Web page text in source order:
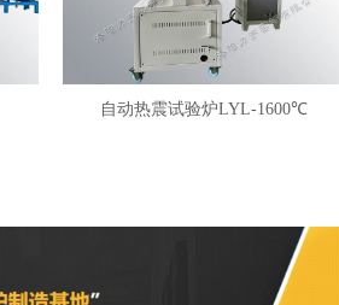
自动热震试验炉LYL-1600℃